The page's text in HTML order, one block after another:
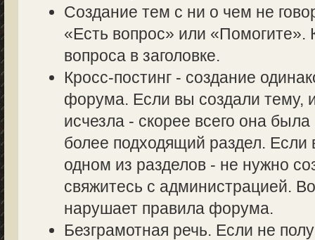
Создание тем с ни о чем не
«Есть вопрос» или «Помогите».
вопроса в заголовке.
Кросс-постинг - создание
форума. Если вы создали тему,
исчезла - скорее всего она
более подходящий раздел.
одном из разделов - не нужно
свяжитесь с администрацией.
нарушает правила форума.
Безграмотная речь. Если не